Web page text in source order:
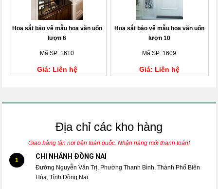
Hoa sắt bảo vệ mẫu hoa văn uốn
lượn 6
Mã SP: 1610
Giá: Liên hệ
Hoa sắt bảo vệ mẫu hoa văn uốn
lượn 10
Mã SP: 1609
Giá: Liên hệ
Địa chỉ các kho hàng
Giao hàng tận nơi trên toàn quốc. Nhận hàng mới thanh toán!
1 CHI NHÁNH ĐỒNG NAI
Đường Nguyễn Văn Trị, Phường Thanh Bình, Thành Phố Biên
Hòa, Tỉnh Đồng Nai